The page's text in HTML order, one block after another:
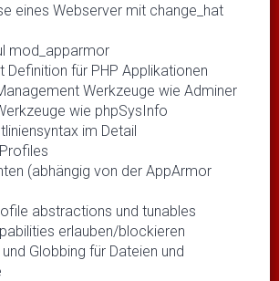
eines Webserver mit change_hat
mod_apparmor
Definition für PHP Applikationen
Werkzeuge wie Adminer
wie phpSysInfo
im Detail
(abhängig von der AppArmor
abstractions und tunables
erlauben/blockieren
Globbing für Dateien und